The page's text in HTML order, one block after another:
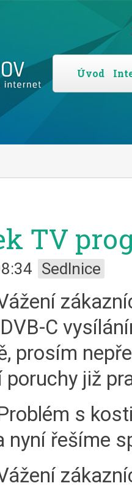
Úvod
TV
Sedlnice
C
prosím
již
s
nyní řešíme